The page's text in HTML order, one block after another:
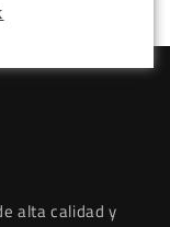
alta calidad y